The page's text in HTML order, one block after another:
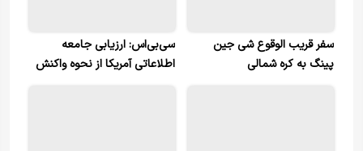
سفر قریب الوقوع شی جین
پینگ به کره شمالی
سی‌بی‌اس: ارزیابی جامعه
اطلاعاتی آمریکا از نحوه واکنش